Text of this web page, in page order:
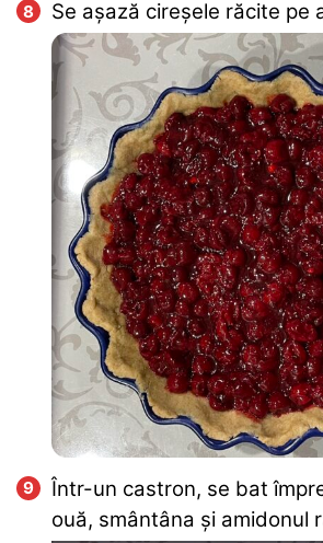
Se așază cireșele răcite pe
Într-un castron, se bat
ouă, smântâna și amidonul